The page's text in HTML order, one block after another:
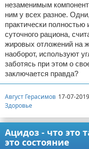
незаменимым
ним у всех разное.
практически
суточного рациона,
жировых отложений на
наоборот, используют
заботясь при этом о
заключается правда?
Август Герасимов 17-07-
Здоровье
Ацидоз - что это
это состояние